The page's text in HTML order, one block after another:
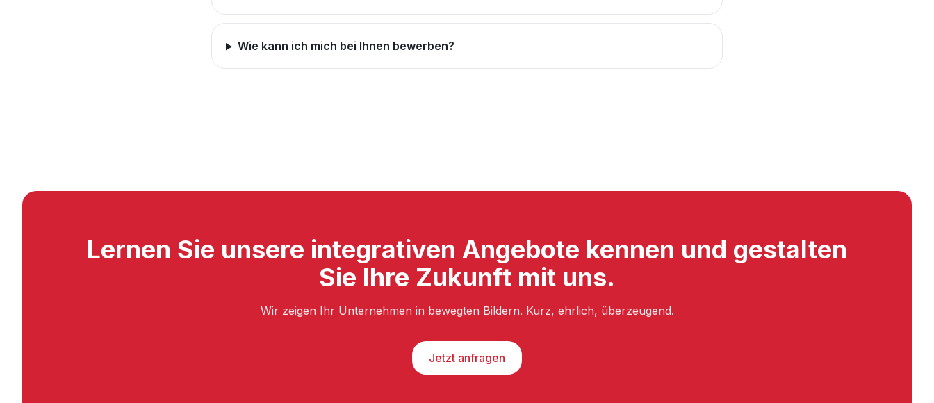
Wie kann ich mich bei Ihnen bewerben?
Lernen Sie unsere integrativen Angebote kennen und gestalten
Sie Ihre Zukunft mit uns.
Wir zeigen Ihr Unternehmen in bewegten Bildern. Kurz, ehrlich, überzeugend.
Jetzt anfragen